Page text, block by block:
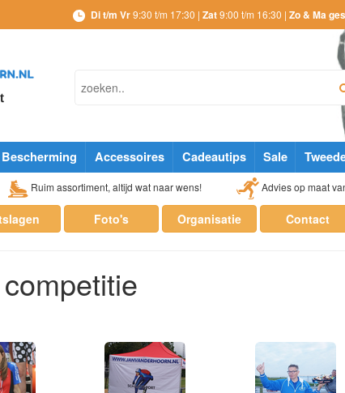
Di t/m Vr9:30 t/m 17:30 | Zat9:00 t/m 16:30 | Zo & Ma
Bescherming Accessoires Cadeautips Sale
Ruim assortiment, altijd wat naar wens! Advies op maat
Foto's Organisatie Contact